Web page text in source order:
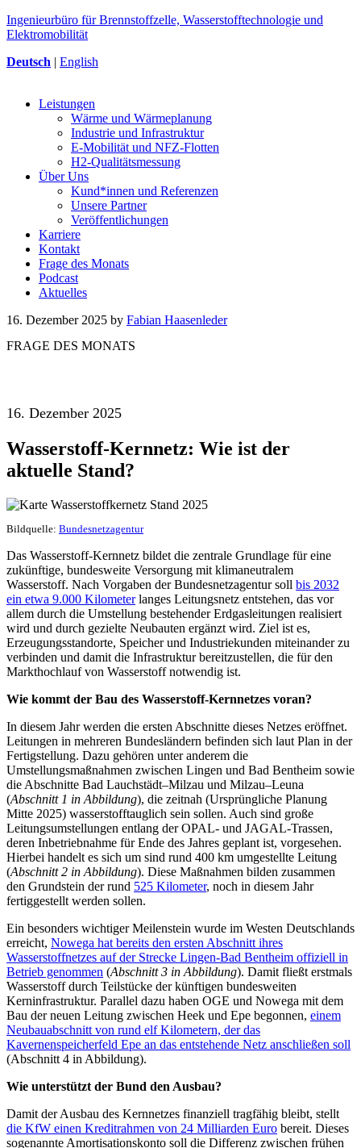
Ingenieurbüro für Brennstoffzelle, Wasserstofftechnologie und
Elektromobilität
Deutsch | English
Leistungen
Wärme und Wärmeplanung
Industrie und Infrastruktur
E-Mobilität und NFZ-Flotten
H2-Qualitätsmessung
Über Uns
Kund*innen und Referenzen
Unsere Partner
Veröffentlichungen
Karriere
Kontakt
Frage des Monats
Podcast
Aktuelles
16. Dezember 2025 by Fabian Haasenleder
FRAGE DES MONATS
16. Dezember 2025
Wasserstoff-Kernnetz: Wie ist der
aktuelle Stand?
Bildquelle: Bundesnetzagentur
Das Wasserstoff-Kernnetz bildet die zentrale Grundlage für eine
zukünftige, bundesweite Versorgung mit klimaneutralem
Wasserstoff. Nach Vorgaben der Bundesnetzagentur soll bis 2032
ein etwa 9.000 Kilometerlanges Leitungsnetz entstehen, das vor
allem durch die Umstellung bestehender Erdgasleitungen realisiert
wird und durch gezielte Neubauten ergänzt wird. Ziel ist es,
Erzeugungsstandorte, Speicher und Industriekunden miteinander zu
verbinden und damit die Infrastruktur bereitzustellen, die für den
Markthochlauf von Wasserstoff notwendig ist.
Wie kommt der Bau des Wasserstoff-Kernnetzes voran?
In diesem Jahr werden die ersten Abschnitte dieses Netzes eröffnet.
Leitungen in mehreren Bundesländern befinden sich laut Plan in der
Fertigstellung. Dazu gehören unter anderem die
Umstellungsmaßnahmen zwischen Lingen und Bad Bentheim sowie
die Abschnitte Bad Lauchstädt–Milzau und Milzau–Leuna
(Abschnitt 1 in Abbildung), die zeitnah (Ursprüngliche Planung
Mitte 2025) wasserstofftauglich sein sollen. Auch sind große
Leitungsumstellungen entlang der OPAL- und JAGAL-Trassen,
deren Inbetriebnahme für Ende des Jahres geplant ist, vorgesehen.
Hierbei handelt es sich um sind rund 400 km umgestellte Leitung
(Abschnitt 2 in Abbildung). Diese Maßnahmen bilden zusammen
den Grundstein der rund 525 Kilometer, noch in diesem Jahr
fertiggestellt werden sollen.
Ein besonders wichtiger Meilenstein wurde im Westen Deutschlands
erreicht, Nowega hat bereits den ersten Abschnitt ihres
Wasserstoffnetzes auf der Strecke Lingen-Bad Bentheim offiziell in
Betrieb genommen (Abschnitt 3 in Abbildung). Damit fließt erstmals
Wasserstoff durch Teilstücke der künftigen bundesweiten
Kerninfrastruktur. Parallel dazu haben OGE und Nowega mit dem
Bau der neuen Leitung zwischen Heek und Epe begonnen, einem
Neubauabschnitt von rund elf Kilometern, der das
Kavernenspeicherfeld Epe an das entstehende Netz anschließen soll
(Abschnitt 4 in Abbildung).
Wie unterstützt der Bund den Ausbau?
Damit der Ausbau des Kernnetzes finanziell tragfähig bleibt, stellt
die KfW einen Kreditrahmen von 24 Milliarden Euro bereit. Dieses
sogenannte Amortisationskonto soll die Differenz zwischen frühen